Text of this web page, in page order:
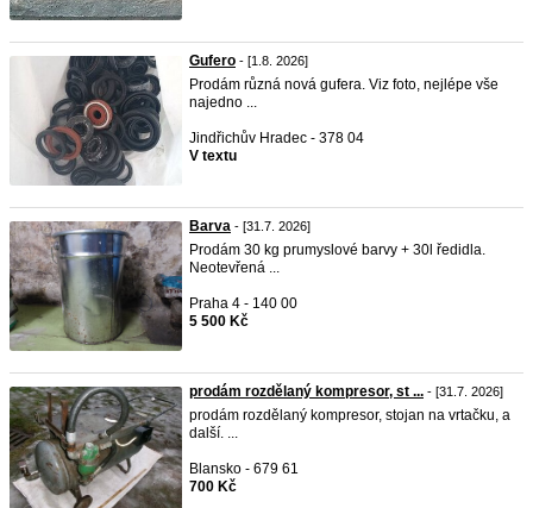
Gufero - [1.8. 2026]
Prodám různá nová gufera. Viz foto, nejlépe vše
najedno ...
Jindřichův Hradec - 378 04
V textu
Barva - [31.7. 2026]
Prodám 30 kg prumyslové barvy + 30l ředidla.
Neotevřená ...
Praha 4 - 140 00
5 500 Kč
prodám rozdělaný kompresor, st ... - [31.7. 2026]
prodám rozdělaný kompresor, stojan na vrtačku, a
další. ...
Blansko - 679 61
700 Kč